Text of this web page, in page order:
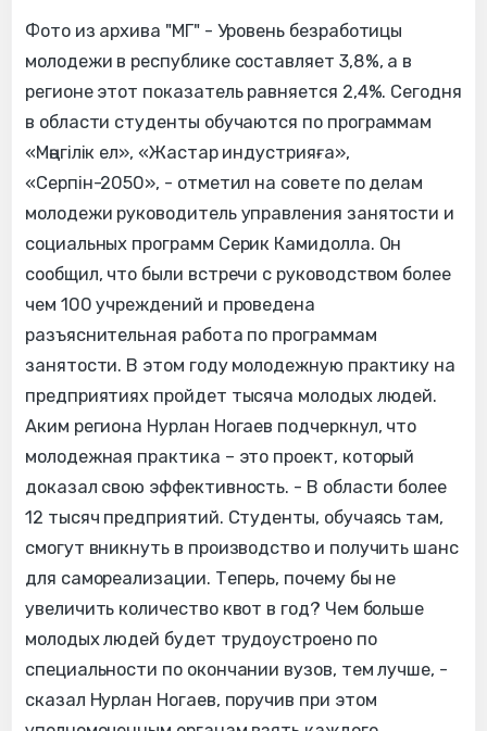
Фото из архива "МГ" - Уровень безработицы
молодежи в республике составляет 3,8%, а в
регионе этот показатель равняется 2,4%. Сегодня
в области студенты обучаются по программам
«Мәңгілік ел», «Жастар индустрияға»,
«Серпін-2050», - отметил на cовете по делам
молодежи руководитель управления занятости и
социальных программ Серик Камидолла. Он
сообщил, что были встречи с руководством более
чем 100 учреждений и проведена
разъяснительная работа по программам
занятости. В этом году молодежную практику на
предприятиях пройдет тысяча молодых людей.
Аким региона Нурлан Ногаев подчеркнул, что
молодежная практика – это проект, который
доказал свою эффективность. - В области более
12 тысяч предприятий. Студенты, обучаясь там,
смогут вникнуть в производство и получить шанс
для самореализации. Теперь, почему бы не
увеличить количество квот в год? Чем больше
молодых людей будет трудоустроено по
специальности по окончании вузов, тем лучше, -
сказал Нурлан Ногаев, поручив при этом